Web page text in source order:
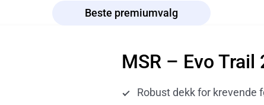
Beste premiumvalg
MSR – Evo Trail
Robust dekk for krevende